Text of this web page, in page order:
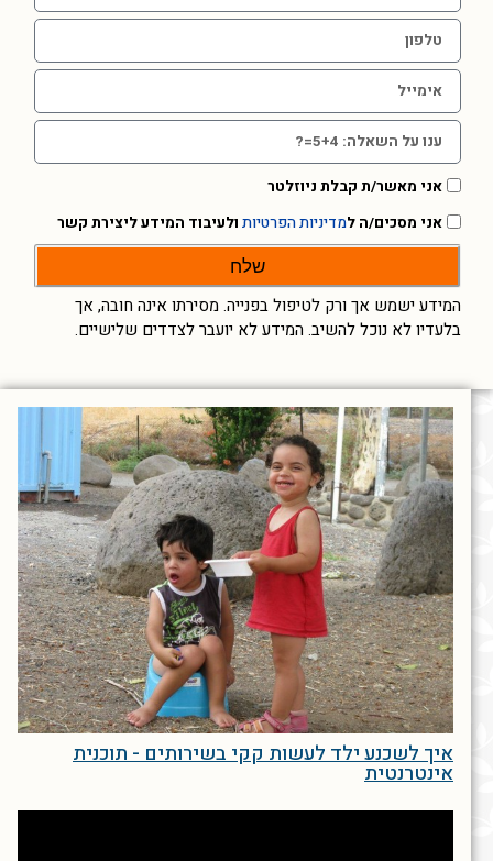
אני מאשר/ת קבלת ניוזלטר
אני מסכים/ה למדיניות הפרטיות ולעיבוד המידע ליצירת קשר
שלח
המידע ישמש אך ורק לטיפול בפנייה. מסירתו אינה חובה, אך
בלעדיו לא נוכל להשיב. המידע לא יועבר לצדדים שלישיים.
איך לשכנע ילד לעשות קקי בשירותים - תוכנית
אינטרנטית